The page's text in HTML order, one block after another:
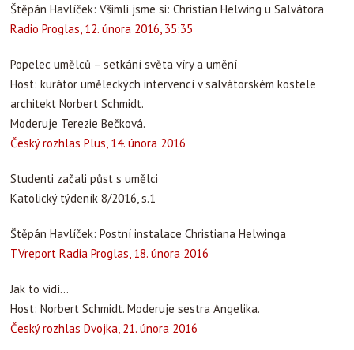
Štěpán Havlíček: Všimli jsme si: Christian Helwing u Salvátora
Radio Proglas, 12. února 2016, 35:35
Popelec umělců – setkání světa víry a umění
Host: kurátor uměleckých intervencí v salvátorském kostele
architekt Norbert Schmidt.
Moderuje Terezie Bečková.
Český rozhlas Plus, 14. února 2016
Studenti začali půst s umělci
Katolický týdeník 8/2016, s.1
Štěpán Havlíček: Postní instalace Christiana Helwinga
TVreport Radia Proglas, 18. února 2016
Jak to vidí…
Host: Norbert Schmidt. Moderuje sestra Angelika.
Český rozhlas Dvojka, 21. února 2016